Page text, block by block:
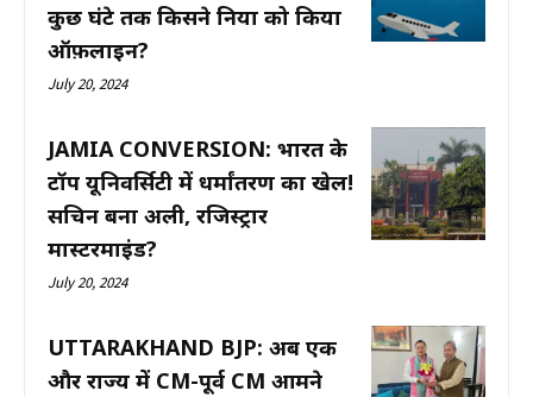
कुछ घंटे तक किसने दुनिया को किया
ऑफ़लाइन?
July 20, 2024
JAMIA CONVERSION: भारत के
टॉप यूनिवर्सिटी में धर्मांतरण का खेल!
सचिन बना अली, रजिस्ट्रार
मास्टरमाइंड?
July 20, 2024
UTTARAKHAND BJP: अब एक
और राज्य में CM-पूर्व CM आमने